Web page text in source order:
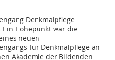
Denkmalpflege
Ein Höhepunkt war die
neuen
für Denkmalpflege an
Akademie der Bildenden